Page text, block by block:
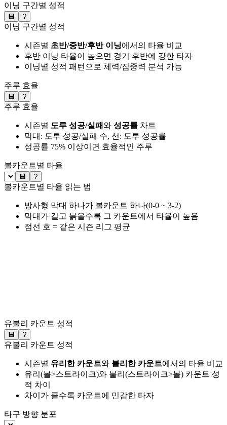
이닝 구간별 성적
💾 ?
이닝 구간별 성적
시즌별 초반/중반/후반 이닝에서의 타율 비교
후반 이닝 타율이 높으면 경기 후반에 강한 타자
이닝별 성적 패턴으로 체력/집중력 분석 가능
주루 효율
💾 ?
주루 효율
시즌별 도루 성공/실패와 성공률 차트
막대: 도루 성공/실패 수, 선: 도루 성공률
성공률 75% 이상이면 효율적인 주루
볼카운트별 타율
💾 ?
볼카운트별 타율 읽는 법
방사형 막대 하나가 볼카운트 하나(0-0 ~ 3-2)
막대가 길고 붉을수록 그 카운트에서 타율이 높음
점선 호 = 같은 시즌 리그 평균
유불리 카운트 성적
💾 ?
유불리 카운트 성적
시즌별 유리한 카운트와 불리한 카운트에서의 타율 비교
유리(볼>스트라이크)와 불리(스트라이크>볼) 카운트 성
적 차이
차이가 클수록 카운트에 민감한 타자
타구 방향 분포